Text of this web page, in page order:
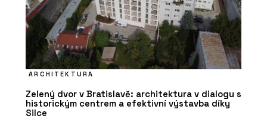
ARCHITEKTURA
Zelený dvor v Bratislavě: architektura v dialogu s
historickým centrem a efektivní výstavba díky
Silce